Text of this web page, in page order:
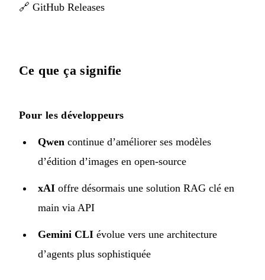
🔗 GitHub Releases
Ce que ça signifie
Pour les développeurs
Qwen continue d’améliorer ses modèles
d’édition d’images en open-source
xAI offre désormais une solution RAG clé en
main via API
Gemini CLI évolue vers une architecture
d’agents plus sophistiquée